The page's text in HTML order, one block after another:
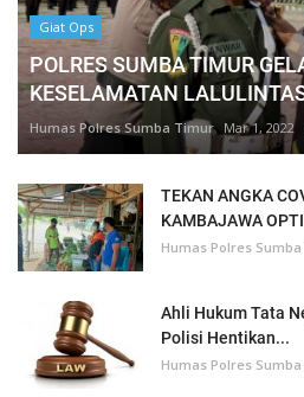
Giat Ops
POLRES SUMBA TIMUR
KESELAMATAN
Humas Polres Sumba Timur Mar 1, 2022
TEKAN ANGKA
KAMBAJAWA
Humas Polres
Ahli Hukum Tata
Polisi Hentikan...
Humas Polres